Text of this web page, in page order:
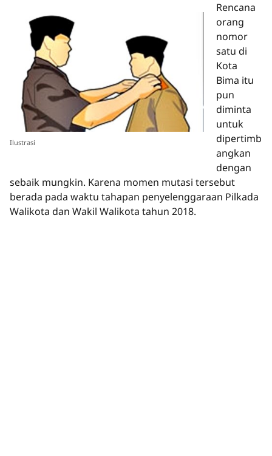
Ilustrasi
Rencana
orang
nomor
satu di
Kota
Bima itu
pun
diminta
untuk
dipertimb
angkan
dengan
sebaik mungkin. Karena momen mutasi tersebut
berada pada waktu tahapan penyelenggaraan Pilkada
Walikota dan Wakil Walikota tahun 2018.